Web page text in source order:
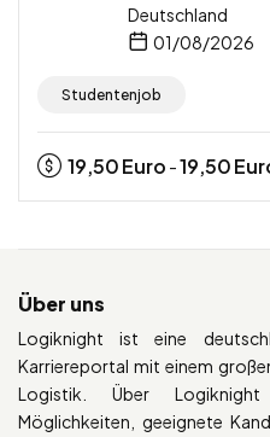
Deutschland
01/08/2026
Studentenjob
19,50Euro -19,50
Über uns
Logiknight ist eine
Karriereportal mit einem
Logistik. Über
Möglichkeiten, geeignete